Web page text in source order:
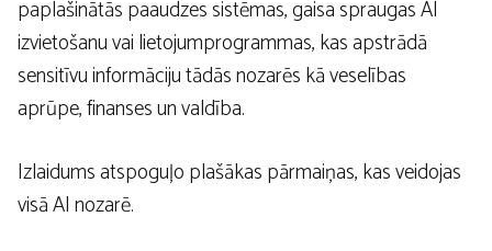
paplašinātās paaudzes sistēmas, gaisa spraugas AI
izvietošanu vai lietojumprogrammas, kas apstrādā
sensitīvu informāciju tādās nozarēs kā veselības
aprūpe, finanses un valdība.
Izlaidums atspoguļo plašākas pārmaiņas, kas veidojas
visā AI nozarē.